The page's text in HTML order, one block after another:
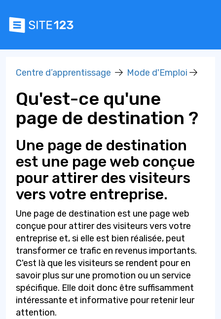
Centre d’apprentissage Mode d'Emploi
Qu'est-ce qu'une
page de destination ?
Une page de destination
est une page web conçue
pour attirer des visiteurs
vers votre entreprise.
Une page de destination est une page web
conçue pour attirer des visiteurs vers votre
entreprise et, si elle est bien réalisée, peut
transformer ce trafic en revenus importants.
C'est là que les visiteurs se rendent pour en
savoir plus sur une promotion ou un service
spécifique. Elle doit donc être suffisamment
intéressante et informative pour retenir leur
attention.